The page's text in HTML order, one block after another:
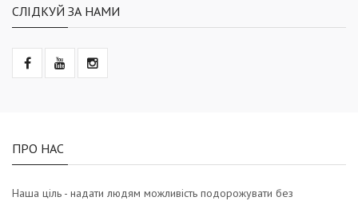
СЛІДКУЙ ЗА НАМИ
ПРО НАС
Наша ціль - надати людям можливість подорожувати без